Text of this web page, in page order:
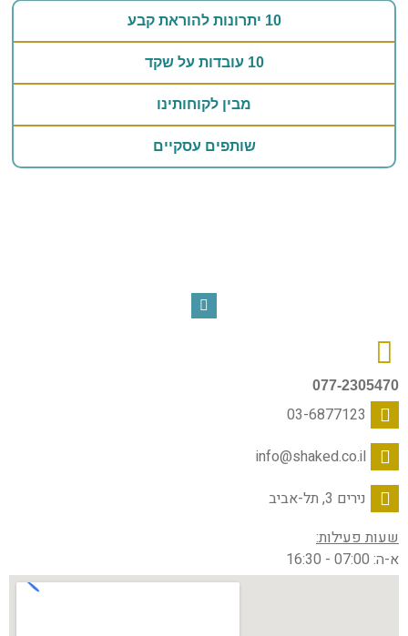
10 יתרונות להוראת קבע
10 עובדות על שקד
מבין לקוחותינו
שותפים עסקיים
077-2305470
03-6877123
info@shaked.co.il
נירים 3, תל-אביב
שעות פעילות:
א-ה: 07:00 - 16:30